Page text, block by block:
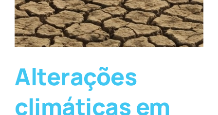
Alterações
climáticas em